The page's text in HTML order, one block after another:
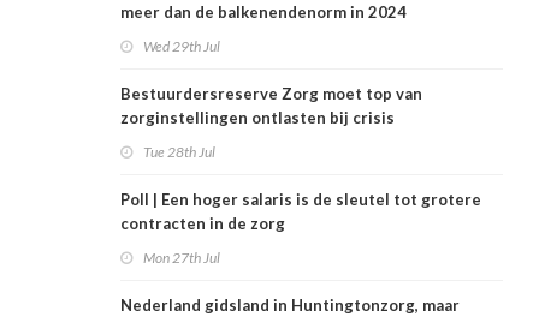
meer dan de balkenendenorm in 2024
Wed 29th Jul
Bestuurdersreserve Zorg moet top van
zorginstellingen ontlasten bij crisis
Tue 28th Jul
Poll | Een hoger salaris is de sleutel tot grotere
contracten in de zorg
Mon 27th Jul
Nederland gidsland in Huntingtonzorg, maar